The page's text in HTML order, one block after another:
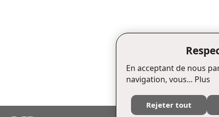
En acceptant de nous
navigation, vous... Plus
Rejeter tout